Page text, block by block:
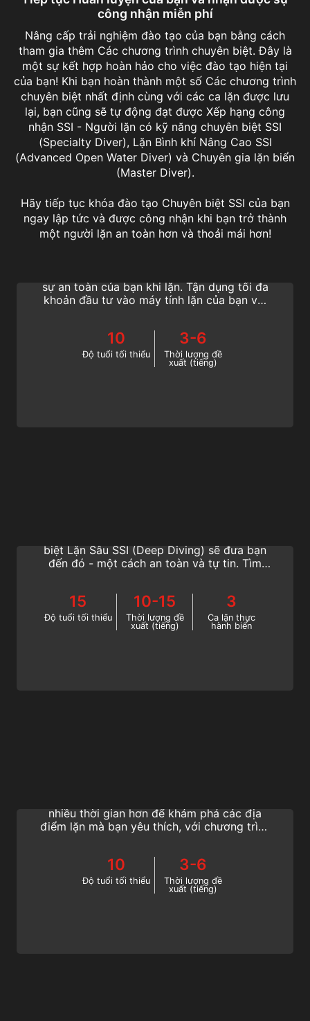
công nhận miễn phí
Nâng cấp trải nghiệm đào tạo của bạn bằng cách
tham gia thêm Các chương trình chuyên biệt. Đây là
một sự kết hợp hoàn hảo cho việc đào tạo hiện tại
của bạn! Khi bạn hoàn thành một số Các chương trình
chuyên biệt nhất định cùng với các ca lặn được lưu
lại, bạn cũng sẽ tự động đạt được Xếp hạng công
nhận SSI - Người lặn có kỹ năng chuyên biệt SSI
(Specialty Diver), Lặn Bình khí Nâng Cao SSI
(Advanced Open Water Diver) và Chuyên gia lặn biển
(Master Diver).
Hãy tiếp tục khóa đào tạo Chuyên biệt SSI của bạn
ngay lập tức và được công nhận khi bạn trở thành
một người lặn an toàn hơn và thoải mái hơn!
Computer Diving
sự an toàn của bạn khi lặn. Tận dụng tối đa
khoản đầu tư vào máy tính lặn của bạn với
10
Độ tuổi tối thiểu
3-6
Thời lượng đề
xuất (tiếng)
biệt Lặn Sâu SSI (Deep Diving) sẽ đưa bạn
đến đó - một cách an toàn và tự tin. Tìm
15
Độ tuổi tối thiểu
10-15
Thời lượng đề
xuất (tiếng)
3
Ca lặn thực
hành biển
nhiều thời gian hơn để khám phá các địa
điểm lặn mà bạn yêu thích, với chương trình
10
Độ tuổi tối thiểu
3-6
Thời lượng đề
xuất (tiếng)